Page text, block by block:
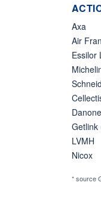
Axa
Air
Essilor
Danone
Getlink
LVMH
Nicox
* source